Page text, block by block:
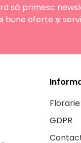
să primesc
bune oferte și
GDPR